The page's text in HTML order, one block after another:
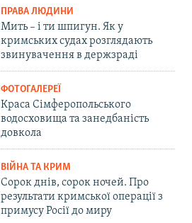
ПРАВА ЛЮДИНИ
Мить – і ти шпигун. Як у
кримських судах розглядають
звинувачення в держзраді
ФОТОГАЛЕРЕЇ
Краса Сімферопольського
водосховища та занедбаність
довкола
ВІЙНА ТА КРИМ
Сорок днів, сорок ночей. Про
результати кримської операції з
примусу Росії до миру